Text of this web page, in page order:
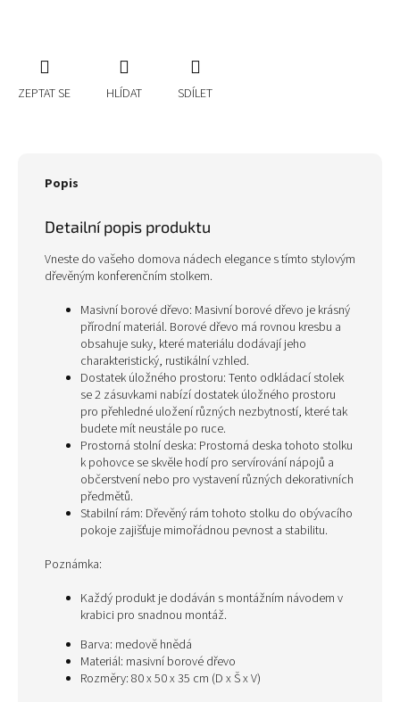
ZEPTAT SE HLÍDAT SDÍLET
Popis
Detailní popis produktu
Vneste do vašeho domova nádech elegance s tímto stylovým
dřevěným konferenčním stolkem.
Masivní borové dřevo: Masivní borové dřevo je krásný
přírodní materiál. Borové dřevo má rovnou kresbu a
obsahuje suky, které materiálu dodávají jeho
charakteristický, rustikální vzhled.
Dostatek úložného prostoru: Tento odkládací stolek
se 2 zásuvkami nabízí dostatek úložného prostoru
pro přehledné uložení různých nezbytností, které tak
budete mít neustále po ruce.
Prostorná stolní deska: Prostorná deska tohoto stolku
k pohovce se skvěle hodí pro servírování nápojů a
občerstvení nebo pro vystavení různých dekorativních
předmětů.
Stabilní rám: Dřevěný rám tohoto stolku do obývacího
pokoje zajišťuje mimořádnou pevnost a stabilitu.
Poznámka:
Každý produkt je dodáván s montážním návodem v
krabici pro snadnou montáž.
Barva: medově hnědá
Materiál: masivní borové dřevo
Rozměry: 80 x 50 x 35 cm (D x Š x V)